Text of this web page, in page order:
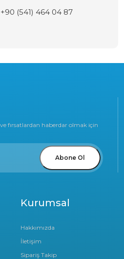
(541) 464 04 87
fırsatlardan haberdar olmak için
Abone Ol
Kurumsal
Hakkımızda
İletişim
Sipariş Takip